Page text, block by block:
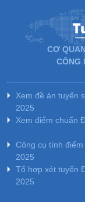
CƠ
CÔNG
Xem đề án tuyển
2025
Xem điểm chuẩn
Công cụ tính điểm
2025
Tổ hợp xét tuyển
2025